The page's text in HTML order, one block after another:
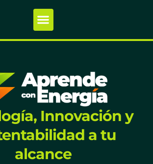
Innovación y
a tu
alcance